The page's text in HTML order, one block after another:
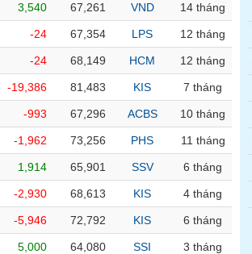
3,540 67,261 VND 14 tháng
-24 67,354 LPS 12 tháng
-24 68,149 HCM 12 tháng
-19,386 81,483 KIS 7 tháng
-993 67,296 ACBS 10 tháng
-1,962 73,256 PHS 11 tháng
1,914 65,901 SSV 6 tháng
-2,930 68,613 KIS 4 tháng
-5,946 72,792 KIS 6 tháng
5,000 64,080 SSI 3 tháng
Hợp đồng tương lai Trái phiếu